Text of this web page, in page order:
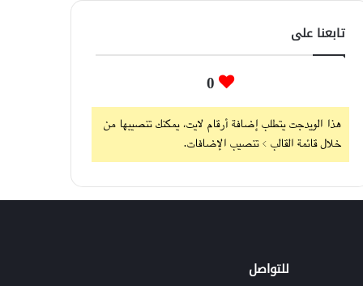
تابعنا على
0
هذا الويدجت يتطلب إضافة أرقام لايت، يمكنك تنصيبها من
خلال قائمة القالب > تنصيب الإضافات.
للتواصل